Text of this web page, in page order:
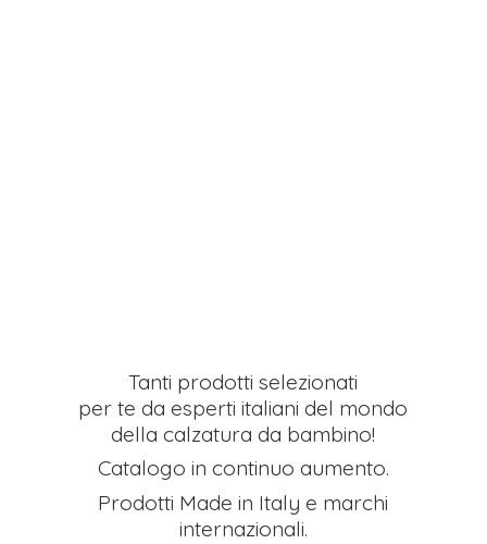
Tanti prodotti selezionati
per te da esperti italiani del mondo
della calzatura da bambino!
Catalogo in continuo aumento.
Prodotti Made in Italy e marchi
internazionali.